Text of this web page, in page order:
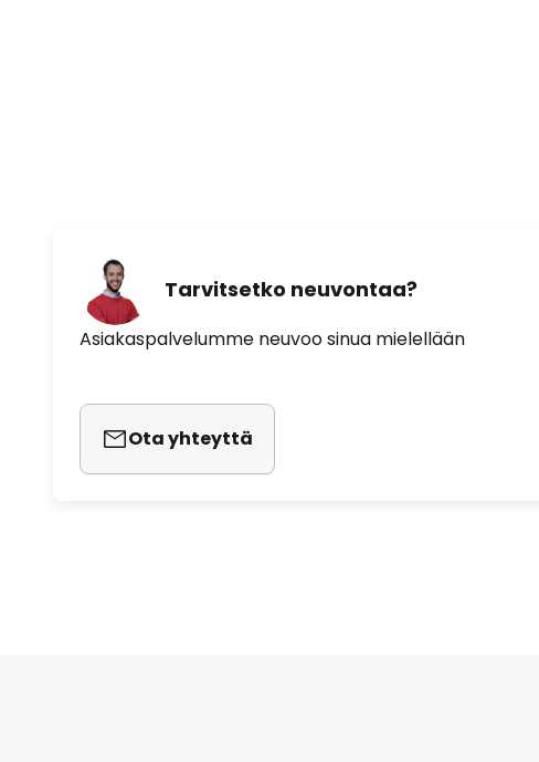
Tarvitsetko neuvontaa?
Asiakaspalvelumme neuvoo sinua mielellään
Ota yhteyttä